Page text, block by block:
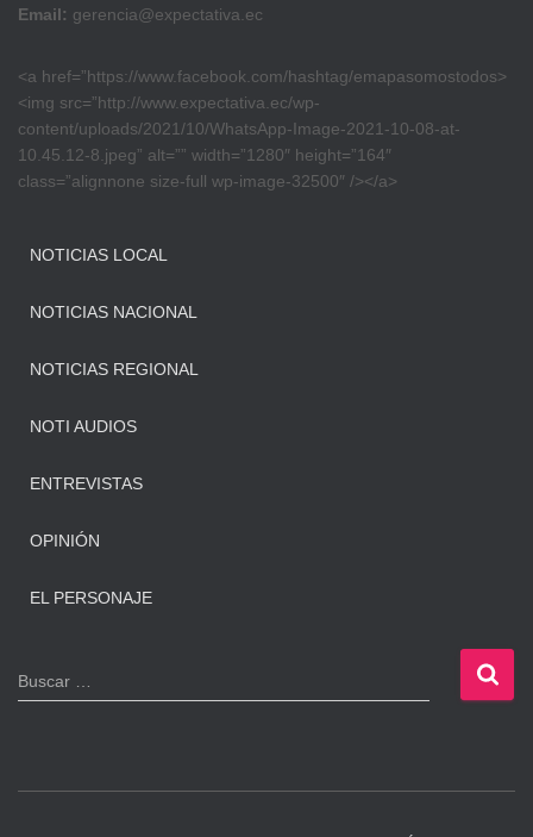
Email: gerencia@expectativa.ec
<a href=”https://www.facebook.com/hashtag/emapasomostodos>
<img src=”http://www.expectativa.ec/wp-
content/uploads/2021/10/WhatsApp-Image-2021-10-08-at-
10.45.12-8.jpeg” alt=”” width=”1280″ height=”164″
class=”alignnone size-full wp-image-32500″ /></a>
NOTICIAS LOCAL
NOTICIAS NACIONAL
NOTICIAS REGIONAL
NOTI AUDIOS
ENTREVISTAS
OPINIÓN
EL PERSONAJE
B
u
Buscar …